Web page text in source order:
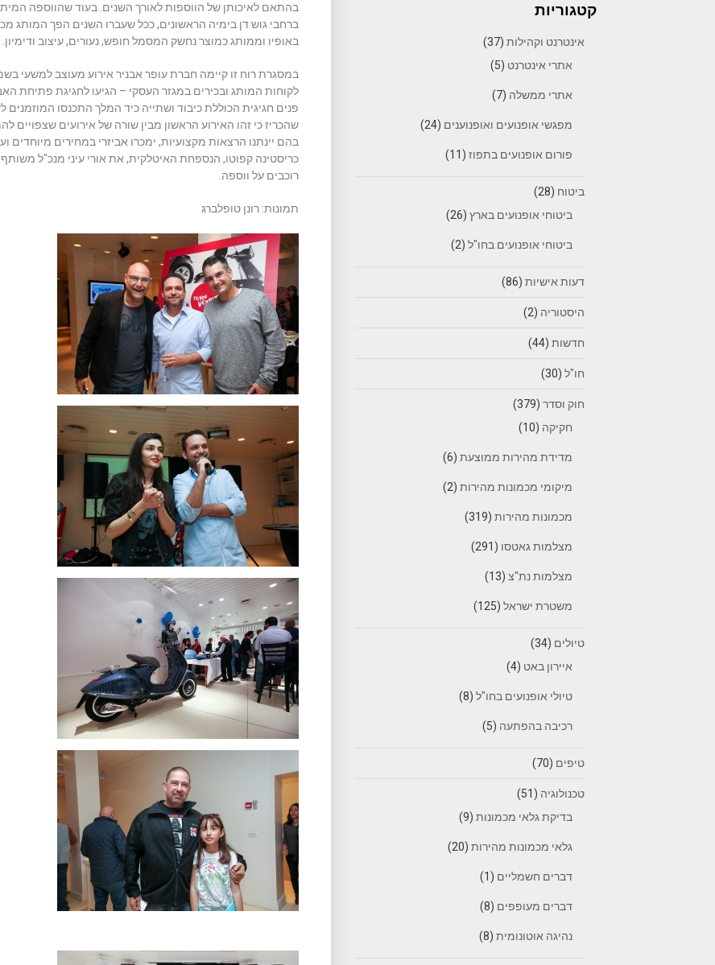
בהתאם לאיכותן של הווספות לאורך השנים. בעוד שהווספה
ברחבי גוש דן בימיה הראשונים, ככל שעברו השנים הפך המותג
באופיו וממותג כמוצר נחשק המסמל חופש, נעורים, עיצוב ודימיון.
לקוחות המותג ובכירים במגזר העסקי – הגיעו לחגיגת פתיחת
פנים חגיגית הכוללת כיבוד ושתייה כיד המלך התכנסו המוזמנים
שהכריז כי זהו האירוע הראשון מבין שורה של אירועים
בהם יינתנו הרצאות מקצועיות, ימכרו אביזרי במחירים מיוחדים
כריסטינה קפוטו, הנספחת האיטלקית, את אורי עיני מנכ"ל
רוכבים על ווספה.
תמונות: רונן טופלברג
קטגוריות
אינטרנט וקהילות (37)
אתרי אינטרנט (5)
אתרי ממשלה (7)
מפגשי אופנועים ואופנוענים (24)
פורום אופנועים בתפוז (11)
ביטוח (28)
ביטוחי אופנועים בארץ (26)
ביטוחי אופנועים בחו"ל (2)
דעות אישיות (86)
היסטוריה (2)
חדשות (44)
חו"ל (30)
חוק וסדר (379)
חקיקה (10)
מדידת מהירות ממוצעת (6)
מיקומי מכמונות מהירות (2)
מכמונות מהירות (319)
מצלמות גאטסו (291)
מצלמות נת"צ (13)
משטרת ישראל (125)
טיולים (34)
איירון באט (4)
טיולי אופנועים בחו"ל (8)
רכיבה בהפתעה (5)
טיפים (70)
טכנולוגיה (51)
בדיקת גלאי מכמונות (9)
גלאי מכמונות מהירות (20)
דברים חשמליים (1)
דברים מעופפים (8)
נהיגה אוטונומית (8)